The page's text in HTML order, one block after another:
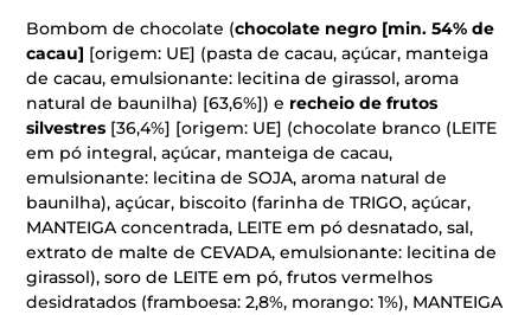
Bombom de chocolate (chocolate negro [min. 54% de
cacau] [origem: UE] (pasta de cacau, açúcar, manteiga
de cacau, emulsionante: lecitina de girassol, aroma
natural de baunilha) [63,6%]) e recheio de frutos
silvestres [36,4%] [origem: UE] (chocolate branco (LEITE
em pó integral, açúcar, manteiga de cacau,
emulsionante: lecitina de SOJA, aroma natural de
baunilha), açúcar, biscoito (farinha de TRIGO, açúcar,
MANTEIGA concentrada, LEITE em pó desnatado, sal,
extrato de malte de CEVADA, emulsionante: lecitina de
girassol), soro de LEITE em pó, frutos vermelhos
desidratados (framboesa: 2,8%, morango: 1%), MANTEIGA